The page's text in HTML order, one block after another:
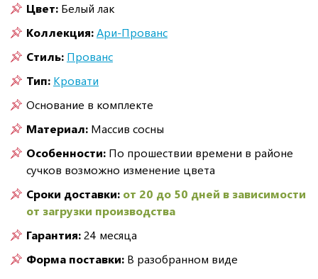
Цвет: Белый лак
Коллекция:Ари-Прованс
Стиль: Прованс
Тип: Кровати
Основание в комплекте
Материал: Массив сосны
Особенности: По прошествии времени в районе
сучков возможно изменение цвета
Сроки доставки: от 20 до 50 дней в зависимости
от загрузки производства
Гарантия:24 месяца
Форма поставки: В разобранном виде